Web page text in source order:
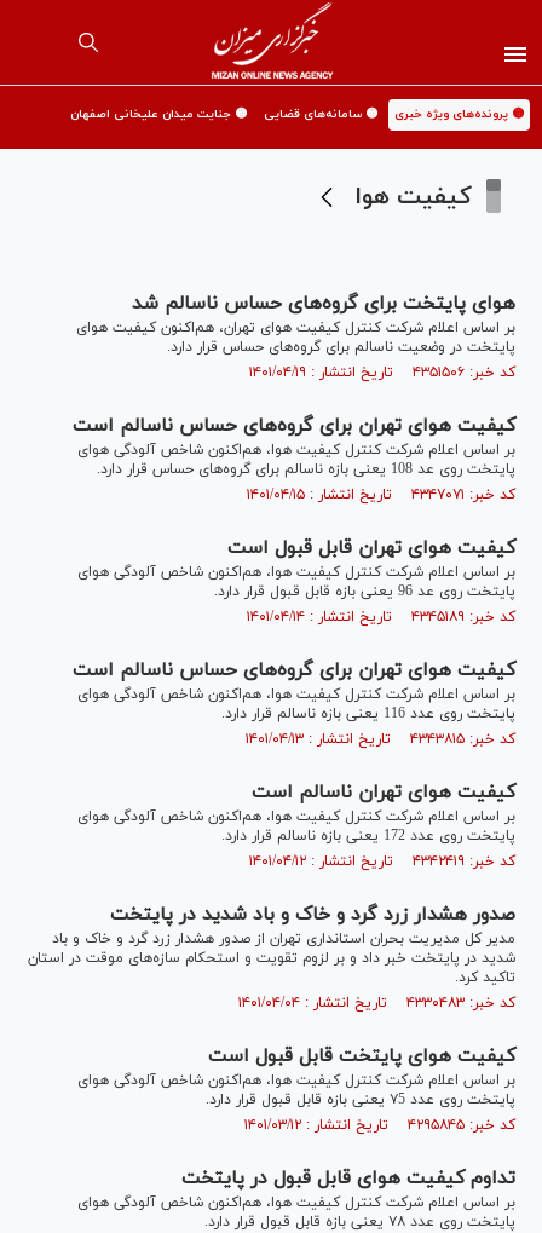
🟡 پرونده‌های ویژه خبری 🟡 سامانه‌های قضایی 🟡 جنایت میدان علیخانی اصفهان
کیفیت هوا
هوای پایتخت برای گروه‌های حساس ناسالم شد
بر اساس اعلام شرکت کنترل کیفیت هوای تهران، هم‌اکنون کیفیت هوای
پایتخت در وضعیت ناسالم برای گروه‌های حساس قرار دارد.
کد خبر: ۴۳۵۱۵۰۶ تاریخ انتشار : ۱۴۰۱/۰۴/۱۹
کیفیت هوای تهران برای گروه‌های حساس ناسالم است
بر اساس اعلام شرکت کنترل کیفیت هوا، هم‌اکنون شاخص آلودگی هوای
پایتخت روی عد 108 یعنی بازه ناسالم برای گروه‌های حساس قرار دارد.
کد خبر: ۴۳۴۷۰۷۱ تاریخ انتشار : ۱۴۰۱/۰۴/۱۵
کیفیت هوای تهران قابل قبول است
بر اساس اعلام شرکت کنترل کیفیت هوا، هم‌اکنون شاخص آلودگی هوای
پایتخت روی عد 96 یعنی بازه قابل قبول قرار دارد.
کد خبر: ۴۳۴۵۱۸۹ تاریخ انتشار : ۱۴۰۱/۰۴/۱۴
کیفیت هوای تهران برای گروه‌های حساس ناسالم است
بر اساس اعلام شرکت کنترل کیفیت هوا، هم‌اکنون شاخص آلودگی هوای
پایتخت روی عدد 116 یعنی بازه ناسالم قرار دارد.
کد خبر: ۴۳۴۳۸۱۵ تاریخ انتشار : ۱۴۰۱/۰۴/۱۳
کیفیت هوای تهران ناسالم است
بر اساس اعلام شرکت کنترل کیفیت هوا، هم‌اکنون شاخص آلودگی هوای
پایتخت روی عدد 172 یعنی بازه ناسالم قرار دارد.
کد خبر: ۴۳۴۲۴۱۹ تاریخ انتشار : ۱۴۰۱/۰۴/۱۲
صدور هشدار زرد گرد و خاک و باد شدید در پایتخت
مدیر کل مدیریت بحران استانداری تهران از صدور هشدار زرد گرد و خاک و باد
شدید در پایتخت خبر داد و بر لزوم تقویت و استحکام سازه‌های موقت در استان
تاکید کرد.
کد خبر: ۴۳۳۰۴۸۳ تاریخ انتشار : ۱۴۰۱/۰۴/۰۴
کیفیت هوای پایتخت قابل قبول است
بر اساس اعلام شرکت کنترل کیفیت هوا، هم‌اکنون شاخص آلودگی هوای
پایتخت روی عدد ۷5 یعنی بازه قابل قبول قرار دارد.
کد خبر: ۴۲۹۵۸۴۵ تاریخ انتشار : ۱۴۰۱/۰۳/۱۲
تداوم کیفیت هوای قابل قبول در پایتخت
بر اساس اعلام شرکت کنترل کیفیت هوا، هم‌اکنون شاخص آلودگی هوای
پایتخت روی عدد ۷۸ یعنی بازه قابل قبول قرار دارد.